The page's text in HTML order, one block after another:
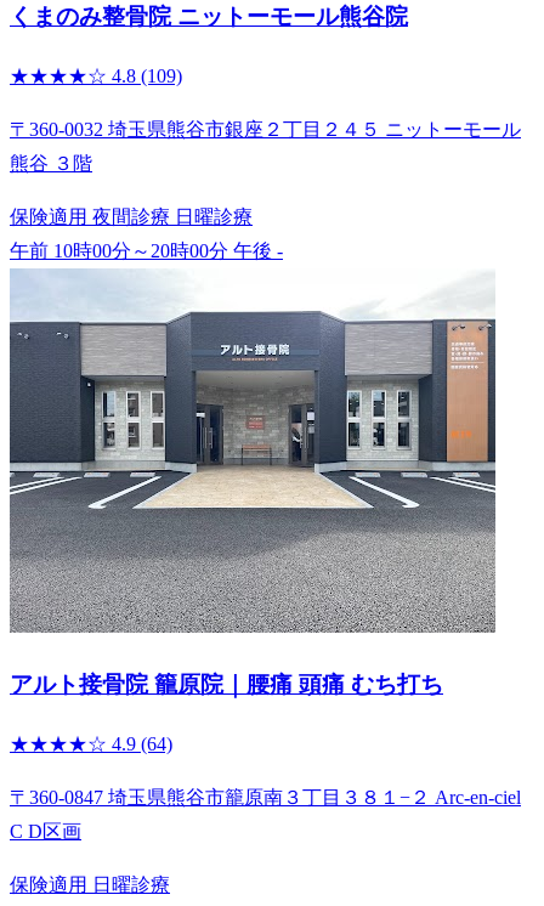
くまのみ整骨院 ニットーモール熊谷院
★★★★☆ 4.8 (109)
〒360-0032 埼玉県熊谷市銀座２丁目２４５ ニットーモール
熊谷 ３階
保険適用 夜間診療 日曜診療
午前 10時00分～20時00分 午後 -
アルト接骨院 籠原院｜腰痛 頭痛 むち打ち
★★★★☆ 4.9 (64)
〒360-0847 埼玉県熊谷市籠原南３丁目３８１−２ Arc-en-ciel
C D区画
保険適用 日曜診療